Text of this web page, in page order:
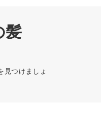
髪
見つけましょ